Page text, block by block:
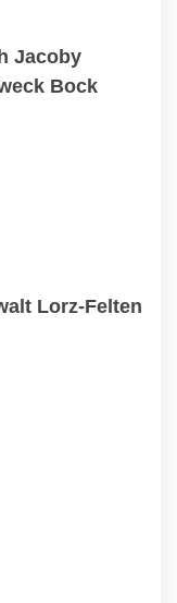
Jacoby
Bock
Lorz-Felten